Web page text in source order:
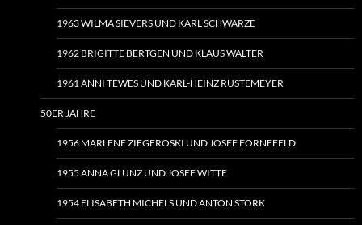
1963 WILMA SIEVERS UND KARL SCHWARZE
1962 BRIGITTE BERTGEN UND KLAUS WALTER
1961 ANNI TEWES UND KARL-HEINZ RUSTEMEYER
50ER JAHRE
1956 MARLENE ZIEGEROSKI UND JOSEF FORNEFELD
1955 ANNA GLUNZ UND JOSEF WITTE
1954 ELISABETH MICHELS UND ANTON STORK